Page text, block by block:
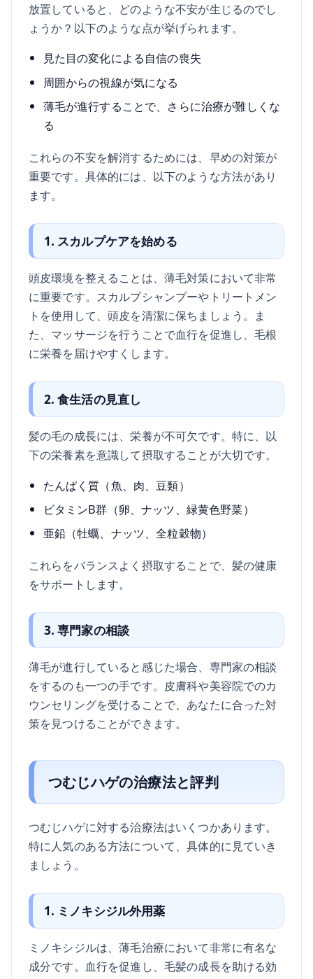
放置していると、どのような不安が生じるのでし
ょうか？以下のような点が挙げられます。
見た目の変化による自信の喪失
周囲からの視線が気になる
薄毛が進行することで、さらに治療が難しくな
る
これらの不安を解消するためには、早めの対策が
重要です。具体的には、以下のような方法があり
ます。
1. スカルプケアを始める
頭皮環境を整えることは、薄毛対策において非常
に重要です。スカルプシャンプーやトリートメン
トを使用して、頭皮を清潔に保ちましょう。ま
た、マッサージを行うことで血行を促進し、毛根
に栄養を届けやすくします。
2. 食生活の見直し
髪の毛の成長には、栄養が不可欠です。特に、以
下の栄養素を意識して摂取することが大切です。
たんぱく質（魚、肉、豆類）
ビタミンB群（卵、ナッツ、緑黄色野菜）
亜鉛（牡蠣、ナッツ、全粒穀物）
これらをバランスよく摂取することで、髪の健康
をサポートします。
3. 専門家の相談
薄毛が進行していると感じた場合、専門家の相談
をするのも一つの手です。皮膚科や美容院でのカ
ウンセリングを受けることで、あなたに合った対
策を見つけることができます。
つむじハゲの治療法と評判
つむじハゲに対する治療法はいくつかあります。
特に人気のある方法について、具体的に見ていき
ましょう。
1. ミノキシジル外用薬
ミノキシジルは、薄毛治療において非常に有名な
成分です。血行を促進し、毛髪の成長を助ける効